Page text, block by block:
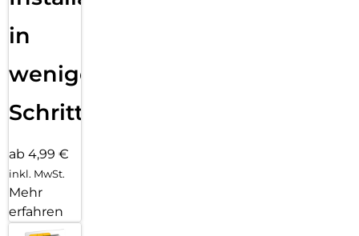
in
wenigen
Schritten
ab 4,99 €
inkl. MwSt.
Mehr
erfahren